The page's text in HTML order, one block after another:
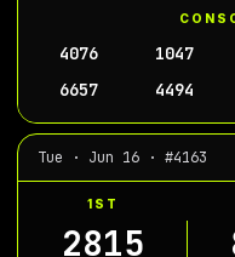
4076 1047
6657
4494
Tue · Jun 16 · #4163
1ST
2815